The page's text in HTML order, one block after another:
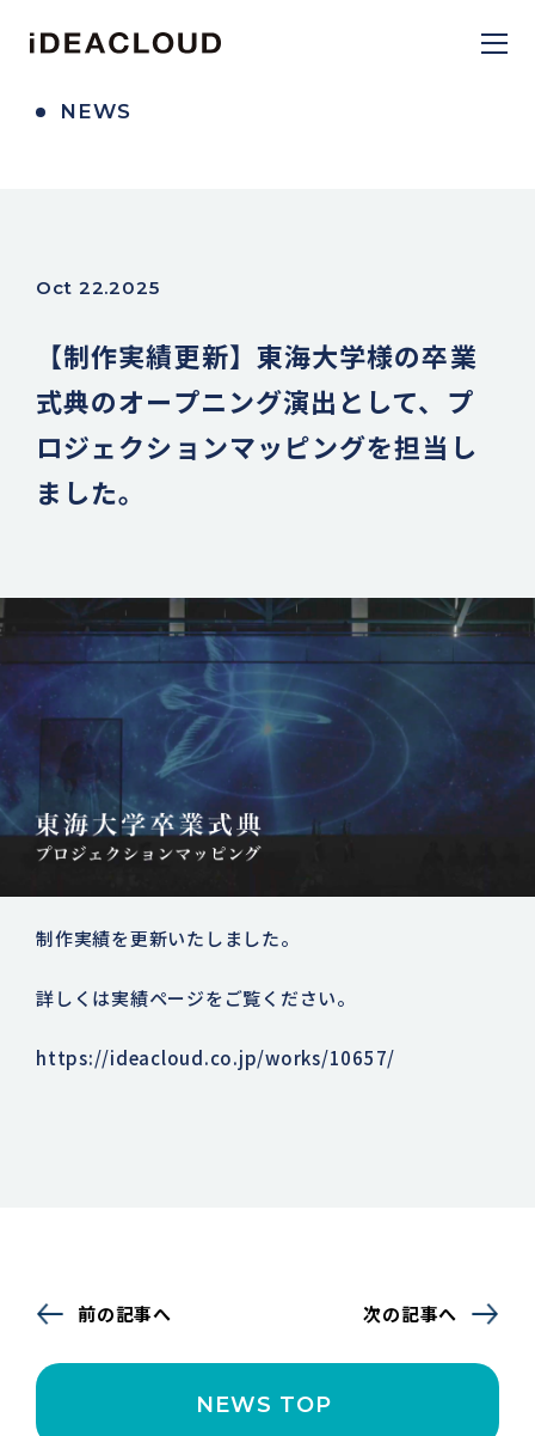
NEWS
Oct 22.2025
【制作実績更新】東海大学様の卒業
式典のオープニング演出として、プ
ロジェクションマッピングを担当し
ました。
制作実績を更新いたしました。
詳しくは実績ページをご覧ください。
https://ideacloud.co.jp/works/10657/
前の記事へ
NEWS TOP
次の記事へ